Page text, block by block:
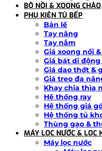
BỘ NỒI & XOONG CHẢO
PHỤ KIỆN TỦ BẾP
Bản lề
Tay nâng
Tay nắm
Giá xoong nồi
Giá bát di động
Giá dao thớt &
Giá treo đa
Khay chia thìa
Hệ thống ray
Hệ thống giá
Hệ thống tủ
Thùng gạo &
MÁY LỌC NƯỚC & LỌC
Máy lọc nước